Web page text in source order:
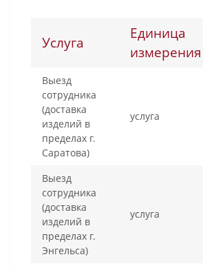
Услуга
Единица
измерения
Выезд
сотрудника
(доставка
изделий в
пределах г.
Саратова)
услуга
Выезд
сотрудника
(доставка
изделий в
пределах г.
Энгельса)
услуга